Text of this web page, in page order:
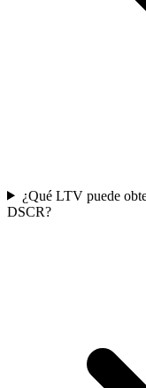
¿Qué LTV puede
DSCR?